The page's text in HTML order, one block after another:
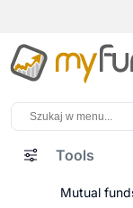
Tools
Mutual